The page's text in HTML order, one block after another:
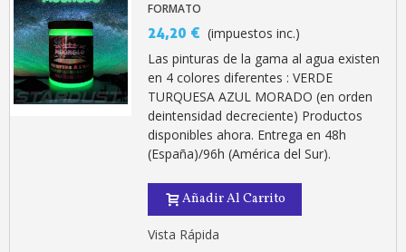
Gana puntos de
Devuelve los
5 € de descuento
Cupón de 10 € por
Suscríbete al
FORMATO
24,20 € (impuestos inc.)
Las pinturas de la gama al agua existen
en 4 colores diferentes : VERDE
TURQUESA AZUL MORADO (en orden
deintensidad decreciente) Productos
disponibles ahora. Entrega en 48h
(España)/96h (América del Sur).
Añadir Al Carrito
Vista Rápida